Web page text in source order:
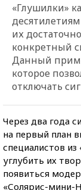
«Глушилки»
их
конкретный
Данный
которое
отключать
Через два года
на первый план
специалистов
углубить их
появиться
«Солярис-мини-